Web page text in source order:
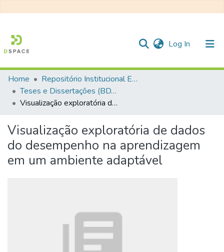
Log In (current)
Communities & Collections
All of DSpace
Statistics
Home
Repositório Institucional EESC
Teses e Dissertações (BDTD USP)
Visualização exploratória de dados do desempenho na aprendizagem em um ambiente adaptável
Visualização exploratória de dados
do desempenho na aprendizagem
em um ambiente adaptável